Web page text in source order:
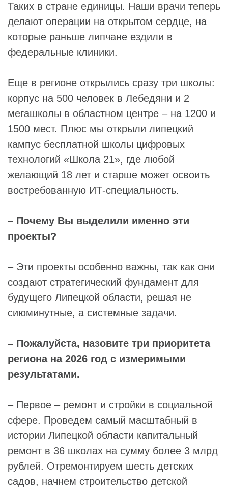
Таких в стране единицы. Наши врачи теперь
делают операции на открытом сердце, на
которые раньше липчане ездили в
федеральные клиники.
Еще в регионе открылись сразу три школы:
корпус на 500 человек в Лебедяни и 2
мегашколы в областном центре – на 1200 и
1500 мест. Плюс мы открыли липецкий
кампус бесплатной школы цифровых
технологий «Школа 21», где любой
желающий 18 лет и старше может освоить
востребованную ИТ-специальность.
– Почему Вы выделили именно эти
проекты?
– Эти проекты особенно важны, так как они
создают стратегический фундамент для
будущего Липецкой области, решая не
сиюминутные, а системные задачи.
– Пожалуйста, назовите три приоритета
региона на 2026 год с измеримыми
результатами.
– Первое – ремонт и стройки в социальной
сфере. Проведем самый масштабный в
истории Липецкой области капитальный
ремонт в 36 школах на сумму более 3 млрд
рублей. Отремонтируем шесть детских
садов, начнем строительство детской